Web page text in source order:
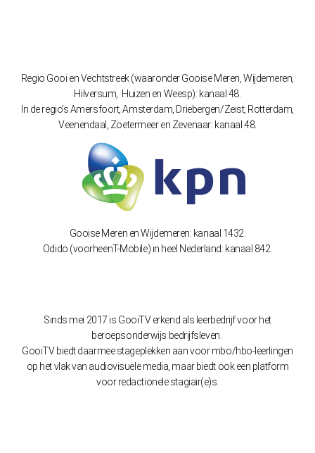
Regio Gooi en Vechtstreek (waaronder Gooise Meren, Wijdemeren,
Hilversum, Huizen en Weesp): kanaal 48.
In de regio’s Amersfoort, Amsterdam, Driebergen/Zeist, Rotterdam,
Veenendaal, Zoetermeer en Zevenaar: kanaal 48.
Gooise Meren en Wijdemeren: kanaal 1432.
Odido (voorheenT-Mobile) in heel Nederland: kanaal 842.
Sinds mei 2017 is GooiTV erkend als leerbedrijf voor het
beroepsonderwijs bedrijfsleven.
GooiTV biedt daarmee stageplekken aan voor mbo/hbo-leerlingen
op het vlak van audiovisuele media, maar biedt ook een platform
voor redactionele stagiair(e)s.